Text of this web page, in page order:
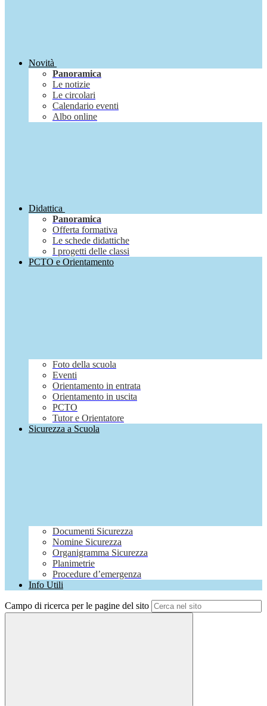
Novità
Panoramica
Le notizie
Le circolari
Calendario eventi
Albo online
Didattica
Panoramica
Offerta formativa
Le schede didattiche
I progetti delle classi
PCTO e Orientamento
Foto della scuola
Eventi
Orientamento in entrata
Orientamento in uscita
PCTO
Tutor e Orientatore
Sicurezza a Scuola
Documenti Sicurezza
Nomine Sicurezza
Organigramma Sicurezza
Planimetrie
Procedure d’emergenza
Info Utili
Campo di ricerca per le pagine del sito